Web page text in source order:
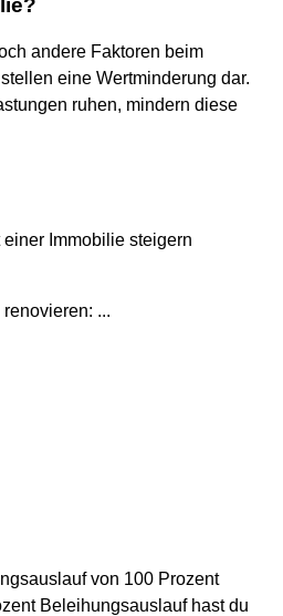
andere Faktoren beim
eine Wertminderung dar.
ruhen, mindern diese
Immobilie steigern
...
von 100 Prozent
Beleihungsauslauf hast du